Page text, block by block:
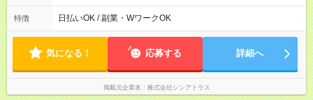
土日祝含む週５日勤務 【 勤務時間 】 ・ 9：00～20：00（実働
8h／休憩１h） ※残業ほとんどありません（残業代支給）
特徴 日払いOK / 副業・WワークOK
気になる！ 応募する 詳細へ
掲載元企業名 株式会社シンアトラス